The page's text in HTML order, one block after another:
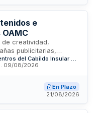
La iniciativa
ciudad como hub de
e
de creatividad,
publicitarias,
informativos y
Autónomo de
Organismo Autónomo de Museos y Centros del Cabildo Insular de Tenerife (OAMC)
09/08/2026
En Plazo
21/08/2026